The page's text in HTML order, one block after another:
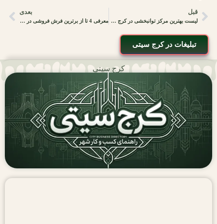
قبل
لیست بهترین مرکز توانبخشی در کرج در سال 1405 +مشخصات
بعدی
معرفی 4 تا از برترین فرش فروشی در کرج {مشخصات تماس+خدمات}
تبلیغات در کرج سیتی
کرج سیتی